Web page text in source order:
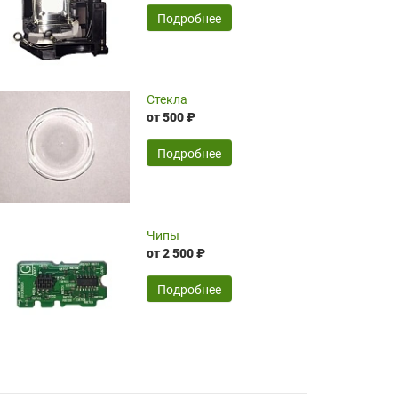
временные затраты по достаточно
оптимизированной стоимости, чему
чрезмерно благодарны!)))
SERGEY FOURSOV,24.04.2026
широкий ассортимент ламп, как оригиналов,
так и аналогов.Быстрое оформление и
передача в доставку, приемлемые цены. Мне
понравилось.
Читать полностью
16.04.2026
Подробнее
Стекла
от 500 ₽
Подробнее
Чипы
от 2 500 ₽
Подробнее